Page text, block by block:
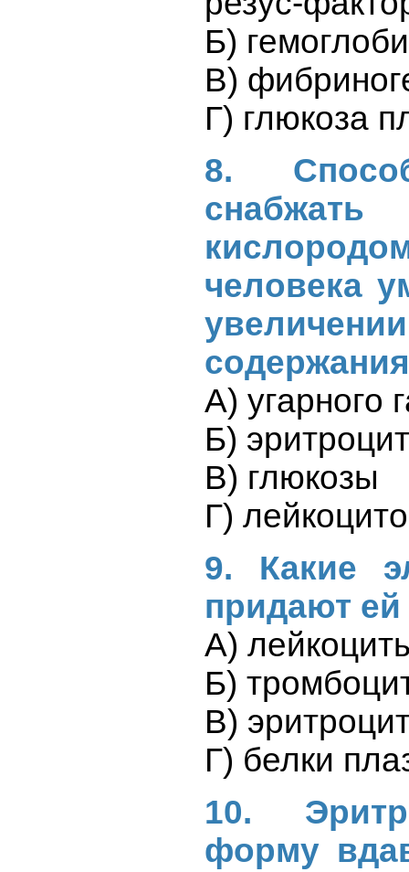
Б)
В)
Г) глюкоза
8.
человека
содержания
А) угарного
Б)
В) глюкозы
Г)
9. Какие
придают
А)
Б)
В)
Г) белки
10.
форму